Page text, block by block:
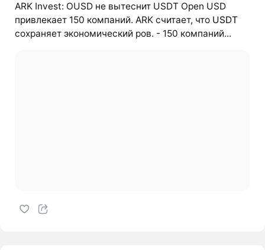
ARK Invest: OUSD не вытеснит USDT Open USD
привлекает 150 компаний. ARK считает, что USDT
сохраняет экономический ров. - 150 компаний...